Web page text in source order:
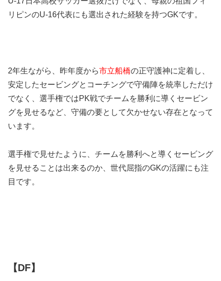
リピンのU-16代表にも選出された経験を持つGKです。
2年生ながら、昨年度から市立船橋の正守護神に定着し、
安定したセービングとコーチングで守備陣を統率しただけ
でなく、選手権ではPK戦でチームを勝利に導くセービン
グを見せるなど、守備の要として欠かせない存在となって
います。
選手権で見せたように、チームを勝利へと導くセービング
を見せることは出来るのか、世代屈指のGKの活躍にも注
目です。
【DF】